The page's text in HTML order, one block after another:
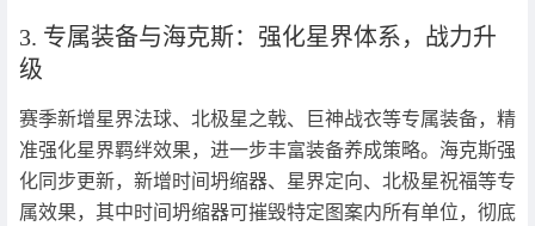
3. 专属装备与海克斯：强化星界体系，战力升
级
赛季新增星界法球、北极星之戟、巨神战衣等专属装备，精
准强化星界羁绊效果，进一步丰富装备养成策略。海克斯强
化同步更新，新增时间坍缩器、星界定向、北极星祝福等专
属效果，其中时间坍缩器可摧毁特定图案内所有单位，彻底